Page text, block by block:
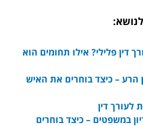
דין פלילי? אילו תחומים הוא
הרע – כיצד בוחרים את האיש
לעורך דין
במשפטים – כיצד בוחרים